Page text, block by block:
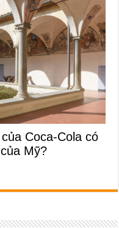
Coca-Cola có
Mỹ?